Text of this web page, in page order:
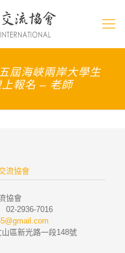
屆海峽兩岸大學生
報名 – 老師
流協會
協會
02-2936-7016
區新光路一段148號